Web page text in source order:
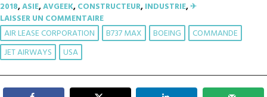
2018,ASIE,AVGEEK,CONSTRUCTEUR,INDUSTRIE,✈︎
LAISSER UN COMMENTAIRE
AIR LEASE CORPORATION B737 MAX BOEING
COMMANDE
JET AIRWAYS
USA